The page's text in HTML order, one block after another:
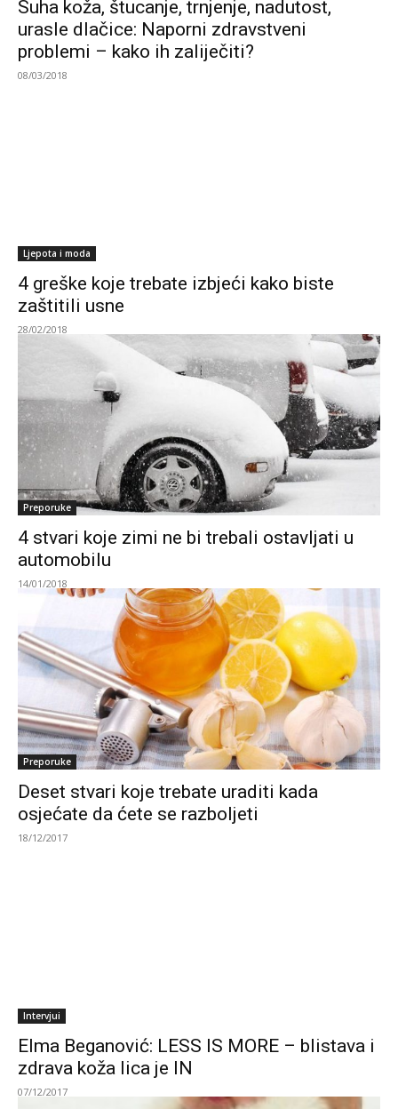
Suha koža, štucanje, trnjenje, nadutost,
urasle dlačice: Naporni zdravstveni
problemi – kako ih zaliječiti?
08/03/2018
Ljepota i moda
4 greške koje trebate izbjeći kako biste
zaštitili usne
28/02/2018
Preporuke
4 stvari koje zimi ne bi trebali ostavljati u
automobilu
14/01/2018
Preporuke
Deset stvari koje trebate uraditi kada
osjećate da ćete se razboljeti
18/12/2017
Intervjui
Elma Beganović: LESS IS MORE – blistava i
zdrava koža lica je IN
07/12/2017